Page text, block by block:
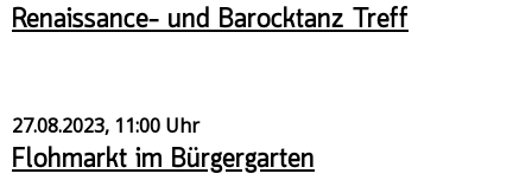
Renaissance- und Barocktanz Treff
27.08.2023, 11:00 Uhr
Flohmarkt im Bürgergarten